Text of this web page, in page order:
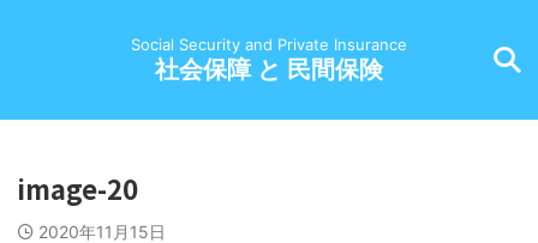
Social Security and Private Insurance
社会保障 と 民間保険
image-20
2020年11月15日